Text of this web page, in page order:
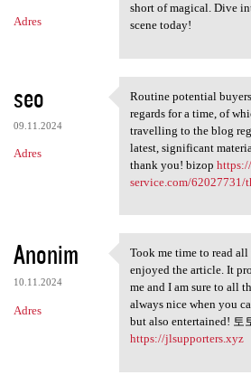
Adres
short of magical. Dive
scene today!
seo
09.11.2024
Adres
Routine potential
Routine potential
regards for a time, of
travelling to the blog
latest, significant
thank you! bizop
service.com/62027731/
Anonim
10.11.2024
Adres
Took me time to
Took me time to read
enjoyed the article. It
me and I am sure to all
always nice when you
but also entertained! 토
https://jlsupporters.xyz